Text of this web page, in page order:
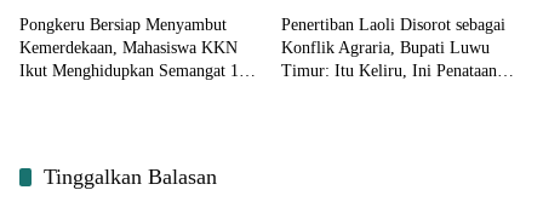
Pongkeru Bersiap Menyambut
Kemerdekaan, Mahasiswa KKN
Ikut Menghidupkan Semangat 17
Penertiban Laoli Disorot sebagai
Konflik Agraria, Bupati Luwu
Timur: Itu Keliru, Ini Penataan
Tinggalkan Balasan